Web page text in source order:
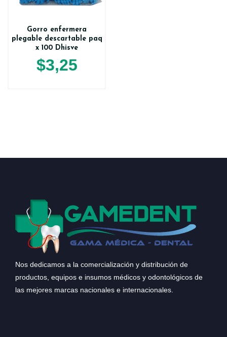
Gorro enfermera
plegable descartable paq
x 100 Dhisve
$3,25
Nos dedicamos a la comercialización y distribución de
productos, equipos e insumos médicos y odontológicos de
las mejores marcas nacionales e internacionales.